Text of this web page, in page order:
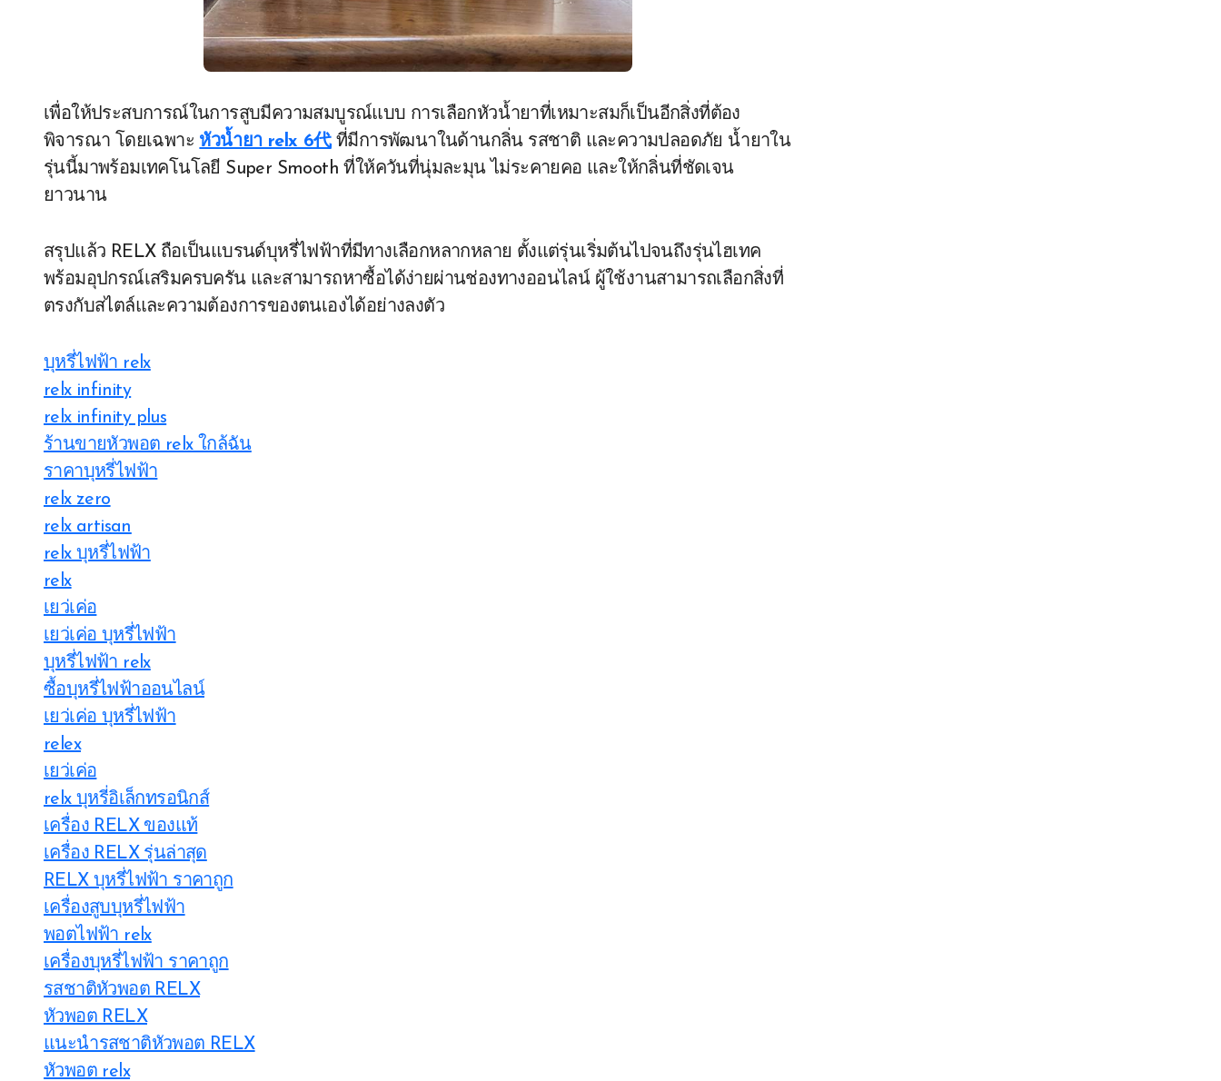
เพื่อให้ประสบการณ์ในการสูบมีความสมบูรณ์แบบ การเลือกหัวน้ำยาที่เหมาะสมก็เป็นอีกสิ่งที่ต้อง
พิจารณา โดยเฉพาะ หัวน้ำยา relx 6代ที่มีการพัฒนาในด้านกลิ่น รสชาติ และความปลอดภัย น้ำยาใน
รุ่นนี้มาพร้อมเทคโนโลยี Super Smooth ที่ให้ควันที่นุ่มละมุน ไม่ระคายคอ และให้กลิ่นที่ชัดเจน
ยาวนาน
สรุปแล้ว RELX ถือเป็นแบรนด์บุหรี่ไฟฟ้าที่มีทางเลือกหลากหลาย ตั้งแต่รุ่นเริ่มต้นไปจนถึงรุ่นไฮเทค
พร้อมอุปกรณ์เสริมครบครัน และสามารถหาซื้อได้ง่ายผ่านช่องทางออนไลน์ ผู้ใช้งานสามารถเลือกสิ่งที่
ตรงกับสไตล์และความต้องการของตนเองได้อย่างลงตัว
บุหรี่ไฟฟ้า relx
relx infinity
relx infinity plus
ร้านขายหัวพอต relx ใกล้ฉัน
ราคาบุหรี่ไฟฟ้า
relx zero
relx artisan
relx บุหรี่ไฟฟ้า
relx
เยว่เค่อ
เยว่เค่อ บุหรี่ไฟฟ้า
บุหรี่ไฟฟ้า relx
ซื้อบุหรี่ไฟฟ้าออนไลน์
เยว่เค่อ บุหรี่ไฟฟ้า
relex
เยว่เค่อ
relx บุหรี่อิเล็กทรอนิกส์
เครื่อง RELX ของแท้
เครื่อง RELX รุ่นล่าสุด
RELX บุหรี่ไฟฟ้า ราคาถูก
เครื่องสูบบุหรี่ไฟฟ้า
พอตไฟฟ้า relx
เครื่องบุหรี่ไฟฟ้า ราคาถูก
รสชาติหัวพอต RELX
หัวพอต RELX
แนะนำรสชาติหัวพอต RELX
หัวพอต relx